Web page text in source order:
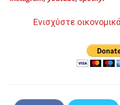
Ενισχύστε